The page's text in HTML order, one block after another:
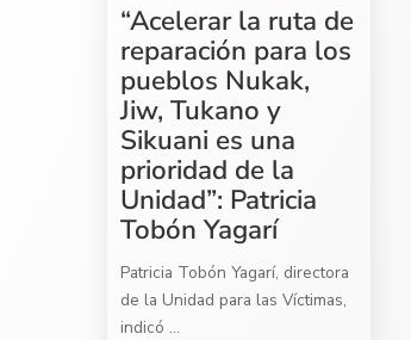
“Acelerar la ruta de
reparación para los
pueblos Nukak,
Jiw, Tukano y
Sikuani es una
prioridad de la
Unidad”: Patricia
Tobón Yagarí
Patricia Tobón Yagarí, directora
de la Unidad para las Víctimas,
indicó ...